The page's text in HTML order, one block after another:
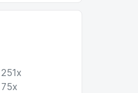
251x
75x